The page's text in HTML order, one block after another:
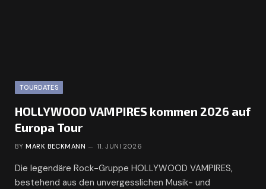
TOURDATES
HOLLYWOOD VAMPIRES kommen 2026 auf
Europa Tour
BY MARK BECKMANN 11. JUNI 2026
Die legendäre Rock-Gruppe HOLLYWOOD VAMPIRES,
bestehend aus den unvergesslichen Musik- und